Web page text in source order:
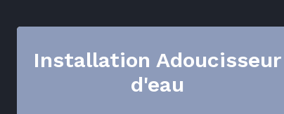
Installation Adoucisseur
d'eau